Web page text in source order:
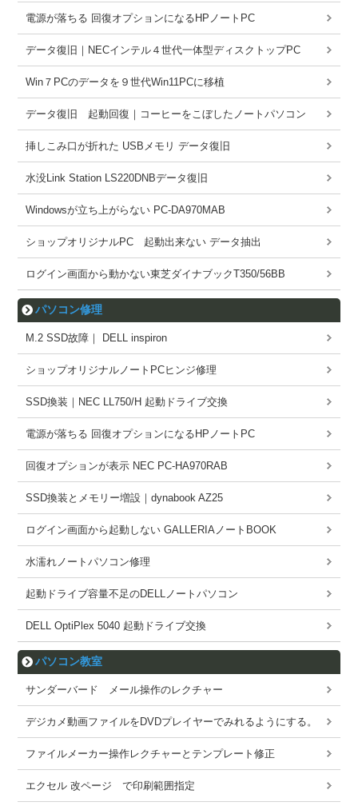
電源が落ちる 回復オプションになるHPノートPC
データ復旧｜NECインテル４世代一体型ディスクトップPC
Win７PCのデータを９世代Win11PCに移植
データ復旧 起動回復｜コーヒーをこぼしたノートパソコン
挿しこみ口が折れた USBメモリ データ復旧
水没Link Station LS220DNBデータ復旧
Windowsが立ち上がらない PC-DA970MAB
ショップオリジナルPC 起動出来ない データ抽出
ログイン画面から動かない東芝ダイナブックT350/56BB
パソコン修理
M.2 SSD故障｜ DELL inspiron
ショップオリジナルノートPCヒンジ修理
SSD換装｜NEC LL750/H 起動ドライブ交換
電源が落ちる 回復オプションになるHPノートPC
回復オプションが表示 NEC PC-HA970RAB
SSD換装とメモリー増設｜dynabook AZ25
ログイン画面から起動しない GALLERIAノートBOOK
水濡れノートパソコン修理
起動ドライブ容量不足のDELLノートパソコン
DELL OptiPlex 5040 起動ドライブ交換
パソコン教室
サンダーバード メール操作のレクチャー
デジカメ動画ファイルをDVDプレイヤーでみれるようにする。
ファイルメーカー操作レクチャーとテンプレート修正
エクセル 改ページ で印刷範囲指定